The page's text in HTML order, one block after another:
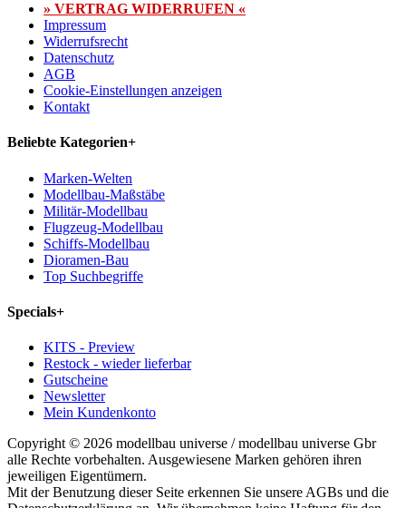
» VERTRAG WIDERRUFEN «
Impressum
Widerrufsrecht
Datenschutz
AGB
Cookie-Einstellungen anzeigen
Kontakt
Beliebte Kategorien+
Marken-Welten
Modellbau-Maßstäbe
Militär-Modellbau
Flugzeug-Modellbau
Schiffs-Modellbau
Dioramen-Bau
Top Suchbegriffe
Specials+
KITS - Preview
Restock - wieder lieferbar
Gutscheine
Newsletter
Mein Kundenkonto
Copyright © 2026 modellbau universe / modellbau universe Gbr
alle Rechte vorbehalten. Ausgewiesene Marken gehören ihren
jeweiligen Eigentümern.
Mit der Benutzung dieser Seite erkennen Sie unsere AGBs und die